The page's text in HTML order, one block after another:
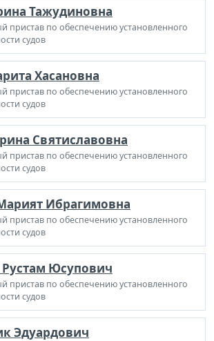
Тажудиновна
пристав по обеспечению установленного
судов
Хасановна
пристав по обеспечению установленного
судов
Святиславовна
пристав по обеспечению установленного
судов
Ибрагимовна
пристав по обеспечению установленного
судов
Юсупович
пристав по обеспечению установленного
судов
Эдуардович